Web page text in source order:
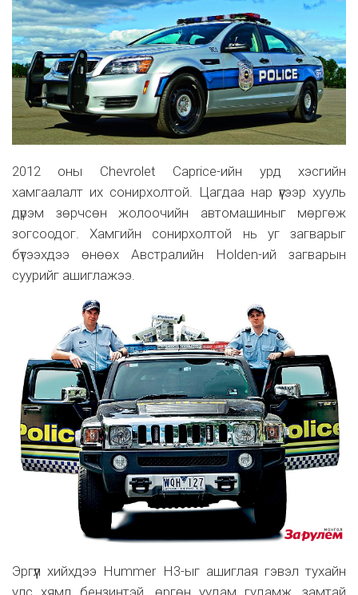
2012 оны Chevrolet Caprice-ийн урд хэсгийн
хамгаалалт их сонирхолтой. Цагдаа нар үүгээр хууль
дүрэм зөрчсөн жолоочийн автомашиныг мөргөж
зогсоодог. Хамгийн сонирхолтой нь уг загварыг
бүтээхдээ өнөөх Австралийн Holden-ий загварын
суурийг ашиглажээ.
Эргүүл хийхдээ Hummer H3-ыг ашиглая гэвэл тухайн